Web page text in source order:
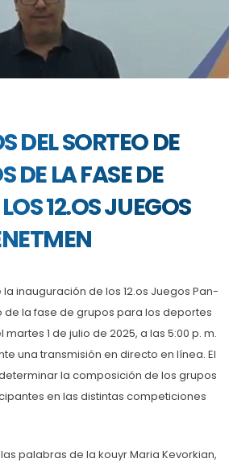
DEL SORTEO DE
DE LA FASE DE
12.OS JUEGOS
inauguración de los 12.os Juegos Pan-
de la fase de grupos para los deportes
1 de julio de 2025, a las 5:00 p. m.
una transmisión en directo en línea. El
la composición de los grupos
en las distintas competiciones
palabras de la kouyr Maria Kevorkian,